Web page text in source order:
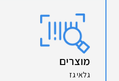
מוצרים
גלאי גז